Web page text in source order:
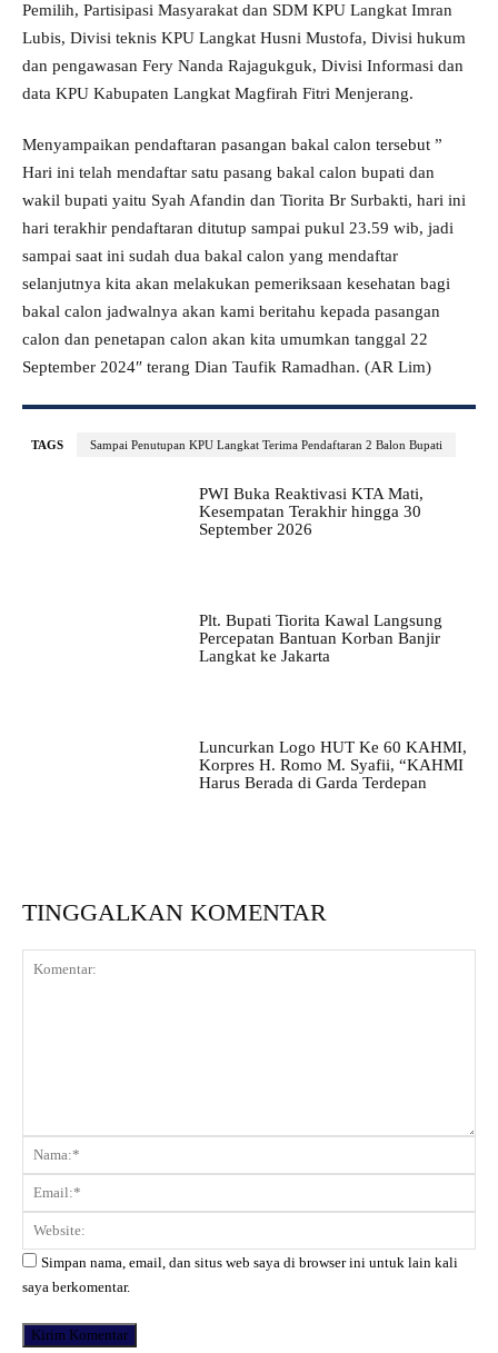
Pemilih, Partisipasi Masyarakat dan SDM KPU Langkat Imran
Lubis, Divisi teknis KPU Langkat Husni Mustofa, Divisi hukum
dan pengawasan Fery Nanda Rajagukguk, Divisi Informasi dan
data KPU Kabupaten Langkat Magfirah Fitri Menjerang.
Menyampaikan pendaftaran pasangan bakal calon tersebut ”
Hari ini telah mendaftar satu pasang bakal calon bupati dan
wakil bupati yaitu Syah Afandin dan Tiorita Br Surbakti, hari ini
hari terakhir pendaftaran ditutup sampai pukul 23.59 wib, jadi
sampai saat ini sudah dua bakal calon yang mendaftar
selanjutnya kita akan melakukan pemeriksaan kesehatan bagi
bakal calon jadwalnya akan kami beritahu kepada pasangan
calon dan penetapan calon akan kita umumkan tanggal 22
September 2024″ terang Dian Taufik Ramadhan. (AR Lim)
TAGS Sampai Penutupan KPU Langkat Terima Pendaftaran 2 Balon Bupati
PWI Buka Reaktivasi KTA Mati,
Kesempatan Terakhir hingga 30
September 2026
Plt. Bupati Tiorita Kawal Langsung
Percepatan Bantuan Korban Banjir
Langkat ke Jakarta
Luncurkan Logo HUT Ke 60 KAHMI,
Korpres H. Romo M. Syafii, “KAHMI
Harus Berada di Garda Terdepan
TINGGALKAN KOMENTAR
Komentar:
Simpan nama, email, dan situs web saya di browser ini untuk lain kali
saya berkomentar.